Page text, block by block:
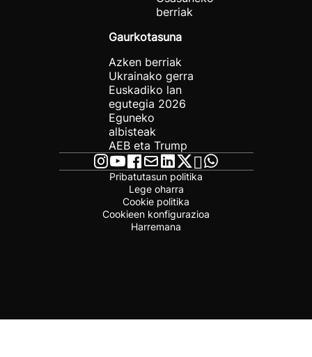
berriak
Gaurkotasuna
Azken berriak
Ukrainako gerra
Euskadiko lan
egutegia 2026
Eguneko
albisteak
AEB eta Trump
Pribatutasun politika
Lege oharra
Cookie politika
Cookieen konfigurazioa
Harremana